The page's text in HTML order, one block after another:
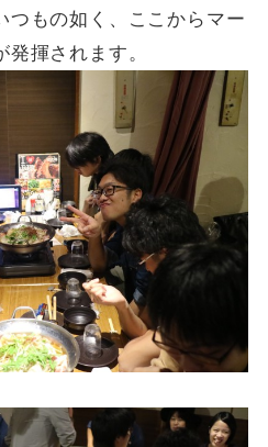
つもの如く、ここからマー
揮されます。